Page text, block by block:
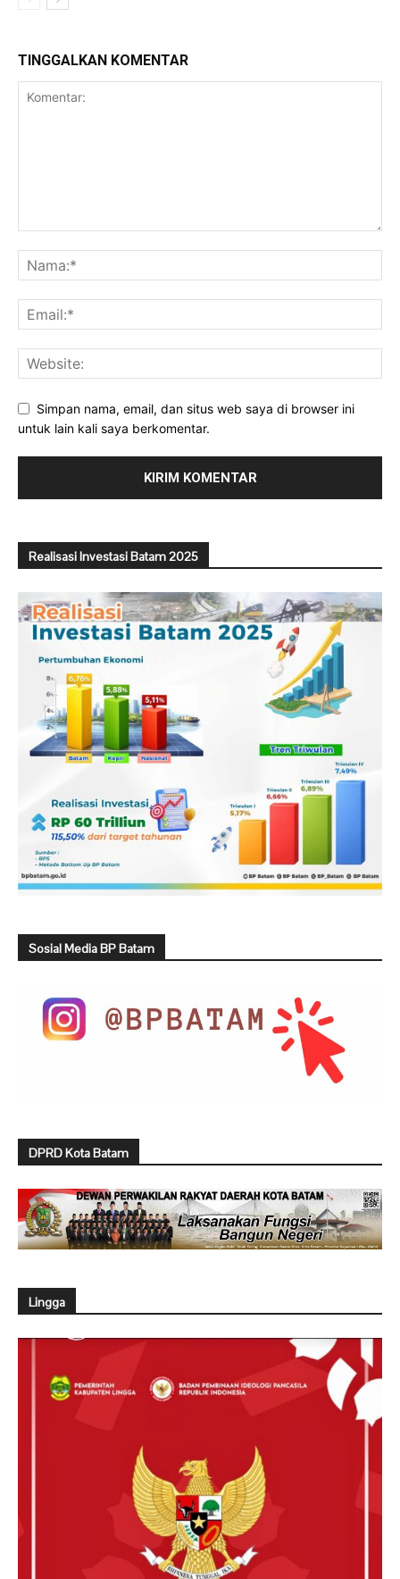
TINGGALKAN KOMENTAR
Simpan nama, email, dan situs web saya di browser ini
untuk lain kali saya berkomentar.
Realisasi Investasi Batam 2025
Sosial Media BP Batam
DPRD Kota Batam
Lingga